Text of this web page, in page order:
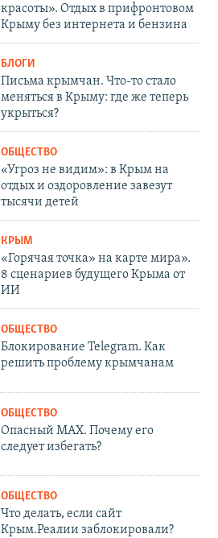
красоты». Отдых в прифронтовом
Крыму без интернета и бензина
БЛОГИ
Письма крымчан. Что-то стало
меняться в Крыму: где же теперь
укрыться?
ОБЩЕСТВО
«Угроз не видим»: в Крым на
отдых и оздоровление завезут
тысячи детей
КРЫМ
«Горячая точка» на карте мира».
8 сценариев будущего Крыма от
ИИ
ОБЩЕСТВО
Блокирование Telegram. Как
решить проблему крымчанам
ОБЩЕСТВО
Опасный MAX. Почему его
следует избегать?
ОБЩЕСТВО
Что делать, если сайт
Крым.Реалии заблокировали?